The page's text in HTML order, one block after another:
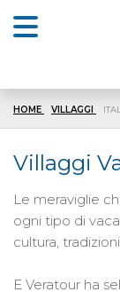
HOME VILLAGGI
Villaggi
Le meraviglie
ogni tipo di
cultura,
E Veratour ha